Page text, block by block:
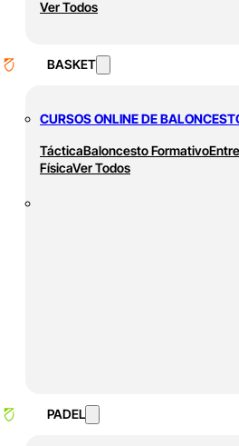
Ver Todos
BASKET
CURSOS ONLINE DE
TácticaBaloncesto Formativo
FísicaVer Todos
PADEL